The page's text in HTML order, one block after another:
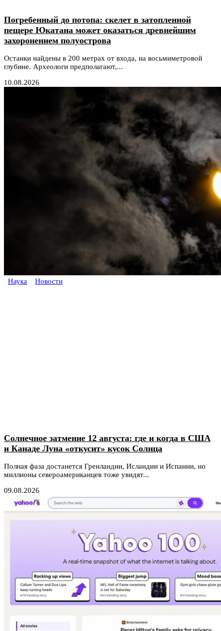
Погребенный до потопа: скелет в затопленной
пещере Юкатана может оказаться древнейшим
захоронением полуострова
Останки найдены в 200 метрах от входа, на восьмиметровой
глубине. Археологи предполагают,...
10.08.2026
Наука Новости
Солнечное затмение 12 августа: где и когда в США
и Канаде Луна «откусит» кусок Солнца
Полная фаза достанется Гренландии, Исландии и Испании, но
миллионы североамериканцев тоже увидят...
09.08.2026